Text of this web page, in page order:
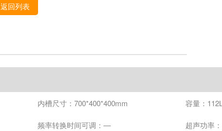
返回列表
内槽尺寸：700*400*400mm 容量：
频率转换时间可调：— 超声功率